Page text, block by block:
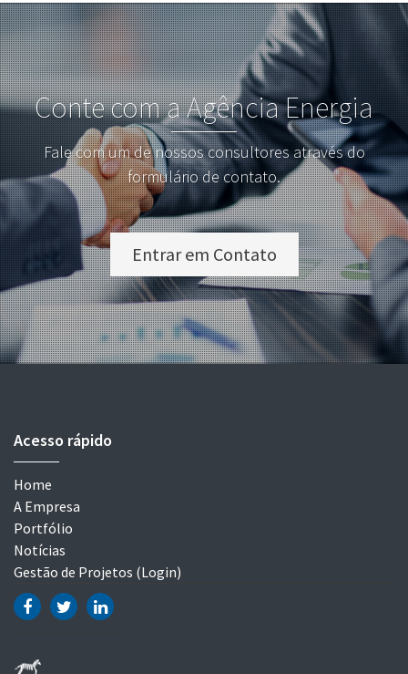
Conte com a Agência Energia
Fale com um de nossos consultores através do
formulário de contato.
Entrar em Contato
Acesso rápido
Home
A Empresa
Portfólio
Notícias
Gestão de Projetos (Login)